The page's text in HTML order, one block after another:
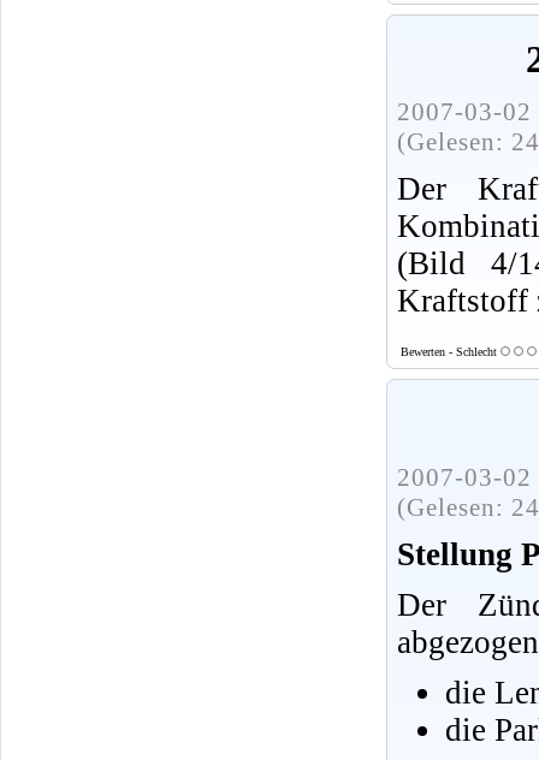
2007-03-
(Gelesen:
Der
(Bild 4/
Kraftstoff
Bewerten - Schlecht
2007-03-
(Gelesen:
Stellung
Der
die
die